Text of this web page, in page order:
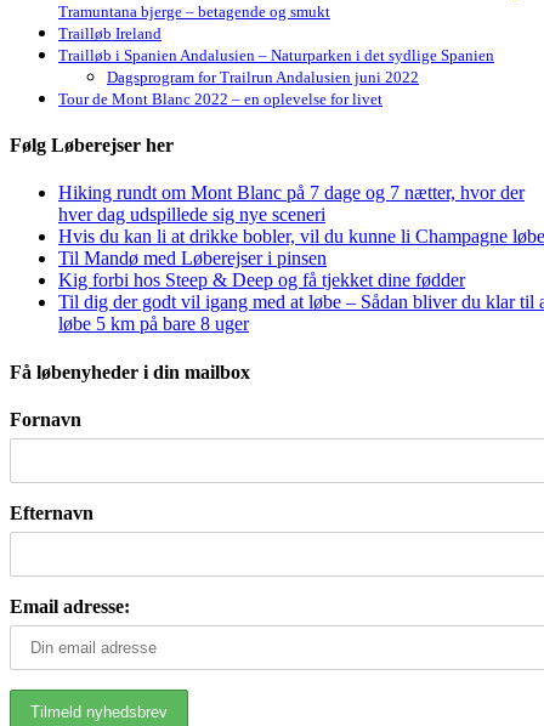
Tramuntana bjerge – betagende og smukt
Trailløb Ireland
Trailløb i Spanien Andalusien – Naturparken i det sydlige Spanien
Dagsprogram for Trailrun Andalusien juni 2022
Tour de Mont Blanc 2022 – en oplevelse for livet
Følg Løberejser her
Hiking rundt om Mont Blanc på 7 dage og 7 nætter, hvor der
hver dag udspillede sig nye sceneri
Hvis du kan li at drikke bobler, vil du kunne li Champagne
Til Mandø med Løberejser i pinsen
Kig forbi hos Steep & Deep og få tjekket dine fødder
Til dig der godt vil igang med at løbe – Sådan bliver du klar til
løbe 5 km på bare 8 uger
Få løbenyheder i din mailbox
Fornavn
Efternavn
Email adresse: